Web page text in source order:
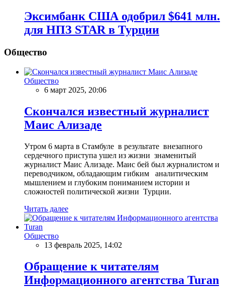
Эксимбанк США одобрил $641 млн.
для НПЗ STAR в Турции
Общество
Общество
6 март 2025, 20:06
Скончался известный журналист
Маис Ализаде
Утром 6 марта в Стамбуле в результате внезапного
сердечного приступа ушел из жизни знаменитый
журналист Маис Ализаде. Маис бей был журналистом и
переводчиком, обладающим гибким аналитическим
мышлением и глубоким пониманием истории и
сложностей политической жизни Турции.
Читать далее
Общество
13 февраль 2025, 14:02
Обращение к читателям
Информационного агентства Turan